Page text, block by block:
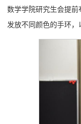
数学学院研究生会提
发放不同颜色的手环，